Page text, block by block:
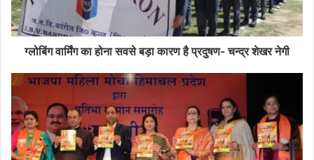
ग्लोबिंग वार्मिंग का होना सवसे बड़ा कारण है प्रदुषण- चन्द्र शेखर नेगी